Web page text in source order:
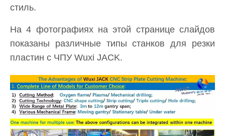
стиль.
На 4 фотографиях на этой странице слайдов
показаны различные типы станков для резки
пластин с ЧПУ Wuxi JACK.